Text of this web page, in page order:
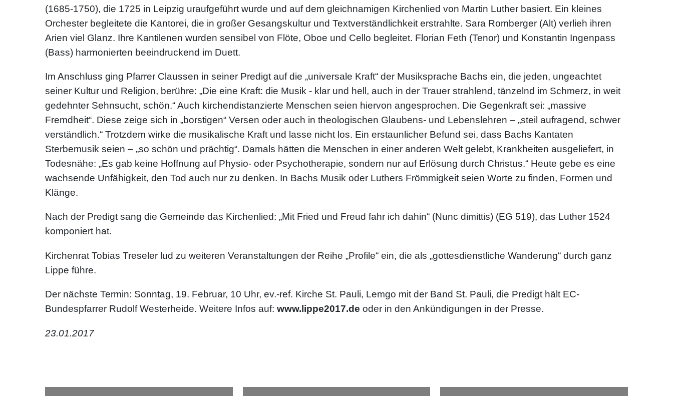
(1685-1750), die 1725 in Leipzig uraufgeführt wurde und auf dem gleichnamigen Kirchenlied von Martin Luther basiert. Ein kleines
Orchester begleitete die Kantorei, die in großer Gesangskultur und Textverständlichkeit erstrahlte. Sara Romberger (Alt) verlieh ihren
Arien viel Glanz. Ihre Kantilenen wurden sensibel von Flöte, Oboe und Cello begleitet. Florian Feth (Tenor) und Konstantin Ingenpass
(Bass) harmonierten beeindruckend im Duett.
Im Anschluss ging Pfarrer Claussen in seiner Predigt auf die „universale Kraft“ der Musiksprache Bachs ein, die jeden, ungeachtet
seiner Kultur und Religion, berühre: „Die eine Kraft: die Musik - klar und hell, auch in der Trauer strahlend, tänzelnd im Schmerz, in weit
gedehnter Sehnsucht, schön.“ Auch kirchendistanzierte Menschen seien hiervon angesprochen. Die Gegenkraft sei: „massive
Fremdheit“. Diese zeige sich in „borstigen“ Versen oder auch in theologischen Glaubens- und Lebenslehren – „steil aufragend, schwer
verständlich.“ Trotzdem wirke die musikalische Kraft und lasse nicht los. Ein erstaunlicher Befund sei, dass Bachs Kantaten
Sterbemusik seien – „so schön und prächtig“. Damals hätten die Menschen in einer anderen Welt gelebt, Krankheiten ausgeliefert, in
Todesnähe: „Es gab keine Hoffnung auf Physio- oder Psychotherapie, sondern nur auf Erlösung durch Christus.“ Heute gebe es eine
wachsende Unfähigkeit, den Tod auch nur zu denken. In Bachs Musik oder Luthers Frömmigkeit seien Worte zu finden, Formen und
Klänge.
Nach der Predigt sang die Gemeinde das Kirchenlied: „Mit Fried und Freud fahr ich dahin“ (Nunc dimittis) (EG 519), das Luther 1524
komponiert hat.
Kirchenrat Tobias Treseler lud zu weiteren Veranstaltungen der Reihe „Profile“ ein, die als „gottesdienstliche Wanderung“ durch ganz
Lippe führe.
Der nächste Termin: Sonntag, 19. Februar, 10 Uhr, ev.-ref. Kirche St. Pauli, Lemgo mit der Band St. Pauli, die Predigt hält EC-
Bundespfarrer Rudolf Westerheide. Weitere Infos auf: www.lippe2017.de oder in den Ankündigungen in der Presse.
23.01.2017